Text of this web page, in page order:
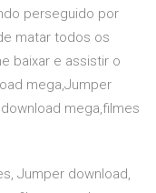
perseguido por
matar todos os
baixar e assistir o
mega,Jumper
mega,filmes
Jumper download,